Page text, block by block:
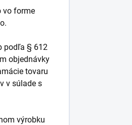
vo forme
podľa § 612
objednávky
tovaru
v súlade s
výrobku